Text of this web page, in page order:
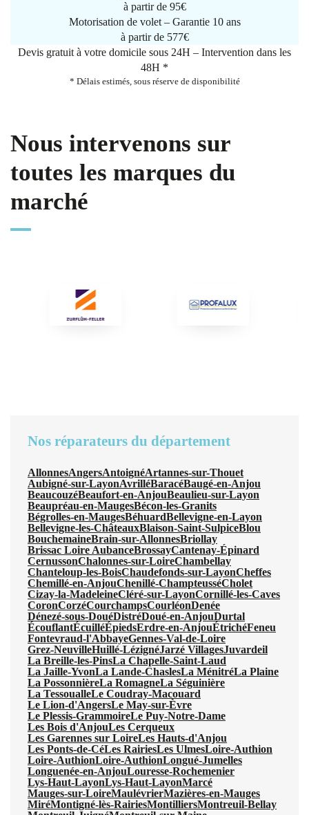
à partir de 95€
Motorisation de volet – Garantie 10 ans
à partir de 577€
Devis gratuit à votre domicile sous 24H – Intervention dans les
48H *
* Délais estimés, sous réserve de disponibilité
Nous intervenons sur
toutes les marques du
marché
Nos réparateurs du département
AllonnesAngersAntoignéArtannes-sur-Thouet
Aubigné-sur-LayonAvrilléBaracéBaugé-en-Anjou
BeaucouzéBeaufort-en-AnjouBeaulieu-sur-Layon
Beaupréau-en-MaugesBécon-les-Granits
Bégrolles-en-MaugesBéhuardBellevigne-en-Layon
Bellevigne-les-ChâteauxBlaison-Saint-SulpiceBlou
BouchemaineBrain-sur-AllonnesBriollay
Brissac Loire AubanceBrossayCantenay-Épinard
CernussonChalonnes-sur-LoireChambellay
Chanteloup-les-BoisChaudefonds-sur-LayonCheffes
Chemillé-en-AnjouChenillé-ChampteusséCholet
Cizay-la-MadeleineCléré-sur-LayonCornillé-les-Caves
CoronCorzéCourchampsCourléonDenée
Dénezé-sous-DouéDistréDoué-en-AnjouDurtal
ÉcouflantÉcuilléÉpiedsErdre-en-AnjouÉtrichéFeneu
Fontevraud-l'AbbayeGennes-Val-de-Loire
Grez-NeuvilleHuillé-LézignéJarzé VillagesJuvardeil
La Breille-les-PinsLa Chapelle-Saint-Laud
La Jaille-YvonLa Lande-ChaslesLa MénitréLa Plaine
La PossonnièreLa RomagneLa Séguinière
La TessoualleLe Coudray-Macouard
Le Lion-d'AngersLe May-sur-Èvre
Le Plessis-GrammoireLe Puy-Notre-Dame
Les Bois d'AnjouLes Cerqueux
Les Garennes sur LoireLes Hauts-d'Anjou
Les Ponts-de-CéLes RairiesLes UlmesLoire-Authion
Loire-AuthionLoire-AuthionLongué-Jumelles
Longuenée-en-AnjouLouresse-Rochemenier
Lys-Haut-LayonLys-Haut-LayonMarcé
Mauges-sur-LoireMaulévrierMazières-en-Mauges
MiréMontigné-lès-RairiesMontilliersMontreuil-Bellay